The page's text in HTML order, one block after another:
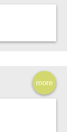
more